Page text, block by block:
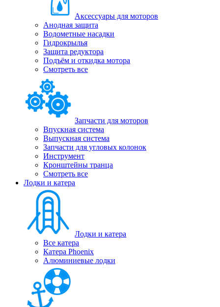
Аксессуары для моторов
Анодная защита
Водометные насадки
Гидрокрылья
Защита редуктора
Подъём и откидка мотора
Смотреть все
Запчасти для моторов
Впускная система
Выпускная система
Запчасти для угловых колонок
Инструмент
Кронштейны транца
Смотреть все
Лодки и катера
Лодки и катера
Все катера
Катера Phoenix
Алюминиевые лодки